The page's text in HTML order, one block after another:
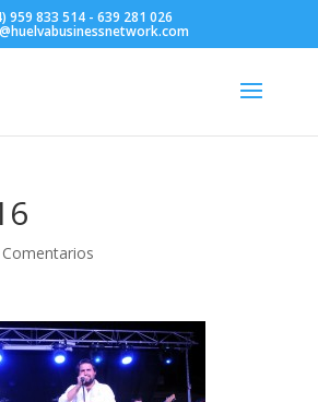
959 833 514 - 639 281 026